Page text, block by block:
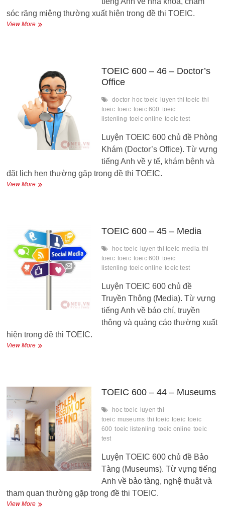
sóc răng miệng thường xuất hiện trong đề thi TOEIC.
View MoreTOEIC
office
TOEIC 600 – 46 – Doctor’s
Office
doctor hoc toeic luyen thi toeic thi
toeic toeic toeic 600 toeic
listenling toeic online toeic test
Luyện TOEIC 600 chủ đề Phòng
Khám (Doctor’s Office). Từ vựng
tiếng Anh về y tế, khám bệnh và
đặt lịch hẹn thường gặp trong đề thi TOEIC.
View MoreTOEIC
Doctor’s
Office
TOEIC 600 – 45 – Media
hoc toeic luyen thi toeic media thi
toeic toeic toeic 600 toeic
listenling toeic online toeic test
Luyện TOEIC 600 chủ đề
Truyền Thông (Media). Từ vựng
tiếng Anh về báo chí, truyền
thông và quảng cáo thường xuất
hiện trong đề thi TOEIC.
View MoreTOEIC
TOEIC 600 – 44 – Museums
hoc toeic luyen thi
toeic museums thi toeic toeic toeic
600 toeic listenling toeic online toeic
test
Luyện TOEIC 600 chủ đề Bảo
Tàng (Museums). Từ vựng tiếng
Anh về bảo tàng, nghệ thuật và
tham quan thường gặp trong đề thi TOEIC.
View MoreTOEIC